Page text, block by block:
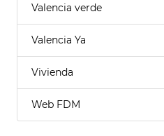
Valencia verde
Valencia Ya
Vivienda
Web FDM